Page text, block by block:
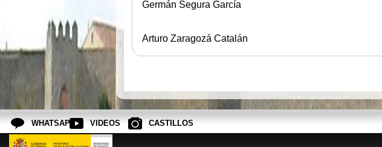
Germán Segura García
Arturo Zaragozá Catalán
WHATSAPP VIDEOS CASTILLOS